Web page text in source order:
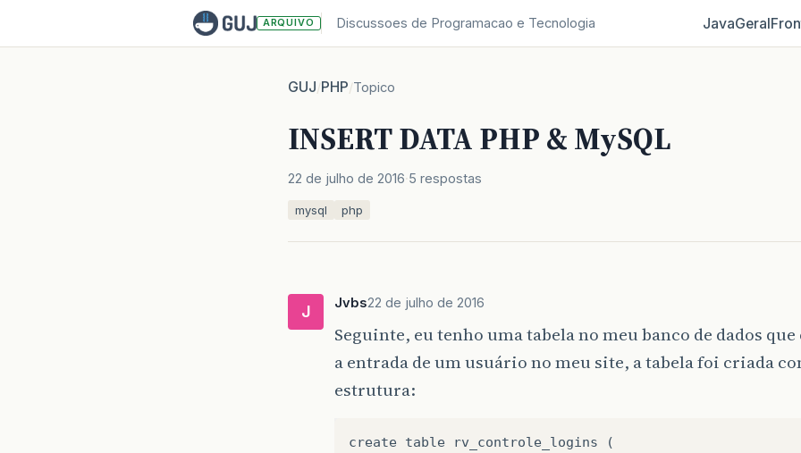
ARQUIVO Discussoes de Programacao e Tecnologia JavaGeral
GUJ/PHP/Topico
INSERT DATA PHP & MySQL
22 de julho de 2016 5 respostas
mysql php
J Jvbs22 de julho de 2016
Seguinte, eu tenho uma tabela no meu banco de dados
a entrada de um usuário no meu site, a tabela foi criada
estrutura:
create table rv_controle_logins
(